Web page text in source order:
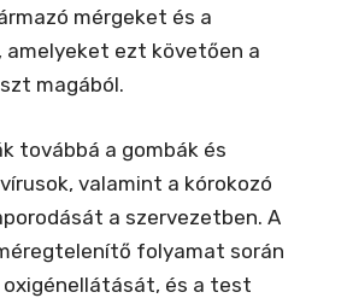
mérgeket és a
amelyeket ezt követően a
magából.
továbbá a gombák és
valamint a kórokozó
a szervezetben. A
folyamat során
és a test